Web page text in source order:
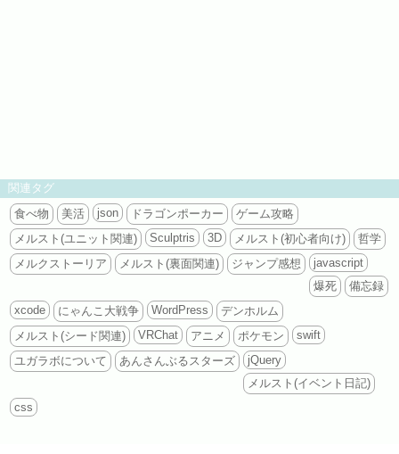
関連タグ
食べ物
美活 json ドラゴンポーカー
ゲーム攻略
メルスト(ユニット関連)
Sculptris 3D メルスト(初心者向け)
哲学
メルクストーリア
メルスト(裏面関連) ジャンプ感想
javascript
爆死
備忘録
xcode
にゃんこ大戦争 WordPress
デンホルム
メルスト(シード関連)
VRChat アニメ ポケモン
swift
ユガラボについて
あんさんぶるスターズ
jQuery
メルスト(イベント日記)
css